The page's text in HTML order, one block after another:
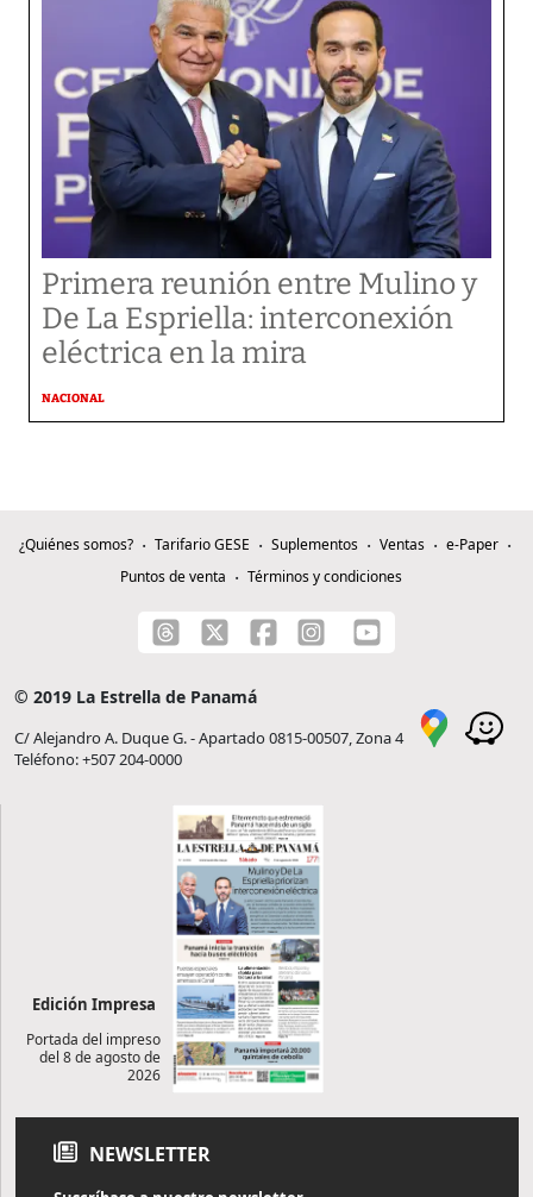
Primera reunión entre Mulino y
De La Espriella: interconexión
eléctrica en la mira
NACIONAL
¿Quiénes somos? Tarifario GESE Suplementos Ventas
e-Paper
Puntos de venta
Términos y condiciones
© 2019 La Estrella de Panamá
C/ Alejandro A. Duque G. - Apartado 0815-00507, Zona 4
Teléfono: +507 204-0000
Edición Impresa
Portada del impreso
del 8 de agosto de
2026
NEWSLETTER